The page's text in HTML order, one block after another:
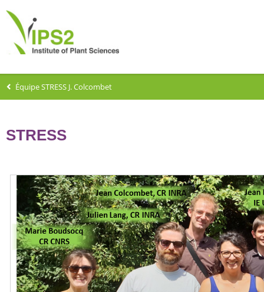
Équipe STRESS J. Colcombet
STRESS